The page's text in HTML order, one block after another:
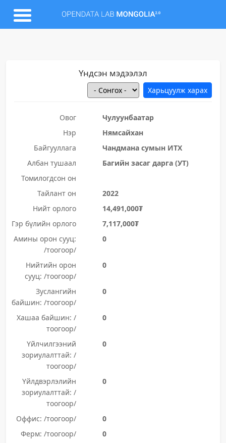
Үндсэн мэдээлэл
Овог
Чулуунбаатар
Нэр
Нямсайхан
Байгууллага
Чандмана сумын ИТХ
Албан тушаал
Багийн засаг дарга (УТ)
Томилогдсон он
Тайлант он
2022
Нийт орлого
14,491,000₮
Гэр бүлийн орлого
7,117,000₮
Амины орон сууц:
/тоогоор/
0
Нийтийн орон
сууц: /тоогоор/
0
Зуслангийн
байшин: /тоогоор/
0
Хашаа байшин: /
тоогоор/
0
Үйлчилгээний
зориулалттай: /
тоогоор/
0
Үйлдвэрлэлийн
зориулалттай: /
тоогоор/
0
Оффис: /тоогоор/
0
Ферм: /тоогоор/
0